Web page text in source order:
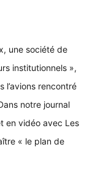
une société de
institutionnels »,
l’avions rencontré
notre journal
en vidéo avec Les
« le plan de